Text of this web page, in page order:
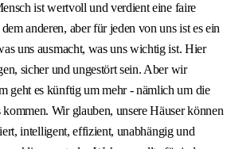
ist wertvoll und verdient eine faire
anderen, aber für jeden von uns ist es ein
uns ausmacht, was uns wichtig ist. Hier
sicher und ungestört sein. Aber wir
geht es künftig um mehr - nämlich um die
Wir glauben, unsere Häuser können
intelligent, effizient, unabhängig und